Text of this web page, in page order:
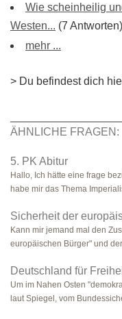
Wie scheinheilig
Westen... (7 Antworten)
mehr ...
> Du befindest dich
ÄHNLICHE FRAGEN:
5. PK Abitur
Hallo, Ich hätte eine frage
habe mir das Thema
Sicherheit der
Kann mir jemand mal den
europäischen Bürger" und
Deutschland für
Um im Nahen Osten
laut Spiegel, vom